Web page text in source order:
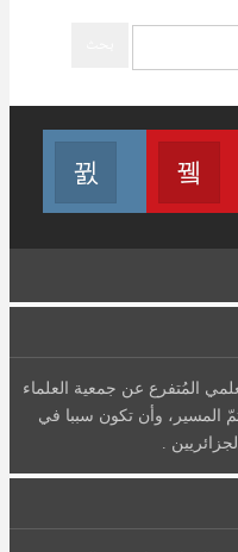
المُتفرع عن جمعية العلماء
المسير، وأن تكون سببا في
.